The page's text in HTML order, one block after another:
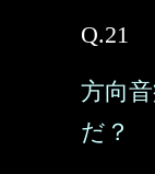
Q.21
方向
だ？